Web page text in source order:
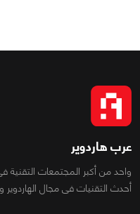
عرب هاردوير
واحد من أكبر المجتمعات
أحدث التقنيات فى مجال الهاردوير